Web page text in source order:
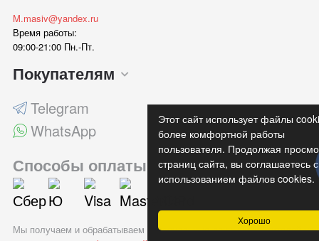
Хорошо
Этот сайт использует файлы
более комфортной работы
пользователя. Продолжая
страниц сайта, вы соглашаетесь с
использованием файлов cookies.
M.masiv@yandex.ru
Время работы:
09:00-21:00 Пн.-Пт.
Покупателям
Telegram
WhatsApp
Способы оплаты
Мы получаем и обрабатываем персональные данные посетителей